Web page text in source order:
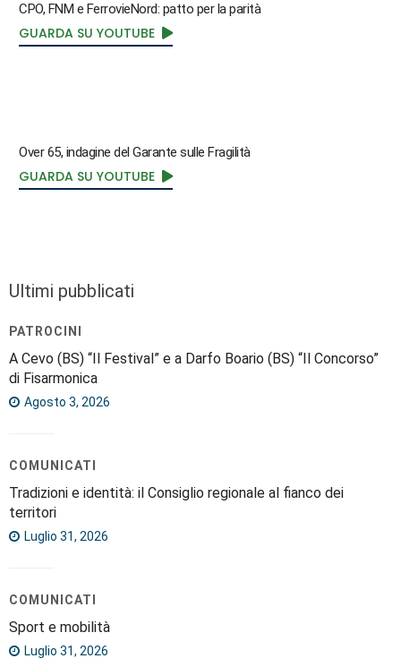
CPO, FNM e FerrovieNord: patto per la parità
GUARDA SU YOUTUBE
Over 65, indagine del Garante sulle Fragilità
GUARDA SU YOUTUBE
Ultimi pubblicati
PATROCINI
A Cevo (BS) “Il Festival” e a Darfo Boario (BS) “Il Concorso”
di Fisarmonica
Agosto 3, 2026
COMUNICATI
Tradizioni e identità: il Consiglio regionale al fianco dei
territori
Luglio 31, 2026
COMUNICATI
Sport e mobilità
Luglio 31, 2026